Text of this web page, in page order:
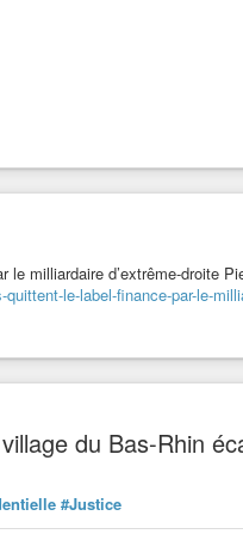
milliardaire d’extrême-droite
le-label-finance-par-le-
du Bas-Rhin
#Justice